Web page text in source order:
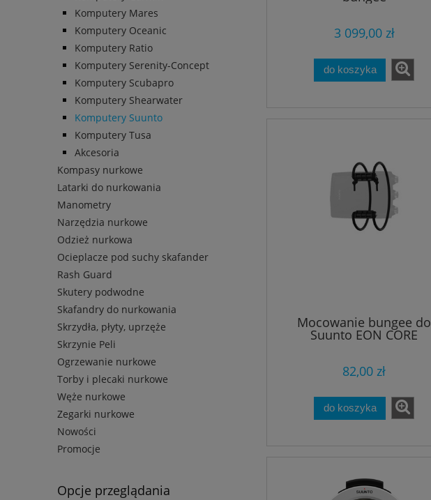
Komputery Mares
Komputery Oceanic
Komputery Ratio
Komputery Serenity-Concept
Komputery Scubapro
Komputery Shearwater
Komputery Suunto
Komputery Tusa
Akcesoria
Kompasy nurkowe
Latarki do nurkowania
Manometry
Narzędzia nurkowe
Odzież nurkowa
Ocieplacze pod suchy skafander
Rash Guard
Skutery podwodne
Skafandry do nurkowania
Skrzydła, płyty, uprzęże
Skrzynie Peli
Ogrzewanie nurkowe
Torby i plecaki nurkowe
Węże nurkowe
Zegarki nurkowe
Nowości
Promocje
Opcje przeglądania
3 099,00 zł
do koszyka
Mocowanie bungee do
Suunto EON CORE
82,00 zł
do koszyka